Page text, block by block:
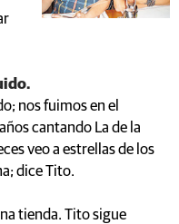
nos fuimos en el
cantando La de la
veo a estrellas de los
dice Tito.
tienda. Tito sigue